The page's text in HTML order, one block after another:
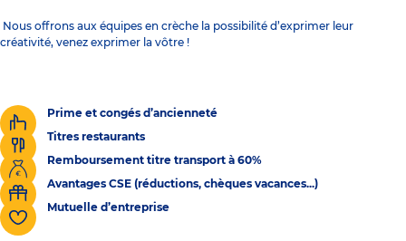
Nous offrons aux équipes en crèche la possibilité d’exprimer leur
créativité, venez exprimer la vôtre !
Prime et congés d’ancienneté
Titres restaurants
Remboursement titre transport à 60%
Avantages CSE (réductions, chèques vacances...)
Mutuelle d’entreprise